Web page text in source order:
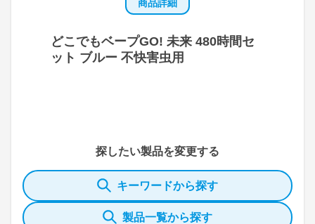
商品詳細
どこでもベープGO! 未来 480時間セ
ット ブルー 不快害虫用
探したい製品を変更する
キーワードから探す
製品一覧から探す